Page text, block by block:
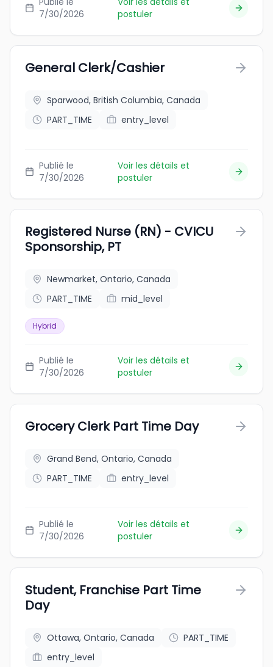
7/30/2026
postuler
General Clerk/Cashier
Sparwood, British Columbia, Canada
PART_TIME
entry_level
Publié le
7/30/2026
Voir les détails et
postuler
Registered Nurse (RN) - CVICU
Sponsorship, PT
Newmarket, Ontario, Canada
PART_TIME
mid_level
Hybrid
Publié le
7/30/2026
Voir les détails et
postuler
Grocery Clerk Part Time Day
Grand Bend, Ontario, Canada
PART_TIME
entry_level
Publié le
7/30/2026
Voir les détails et
postuler
Student, Franchise Part Time
Day
Ottawa, Ontario, Canada
PART_TIME
entry_level